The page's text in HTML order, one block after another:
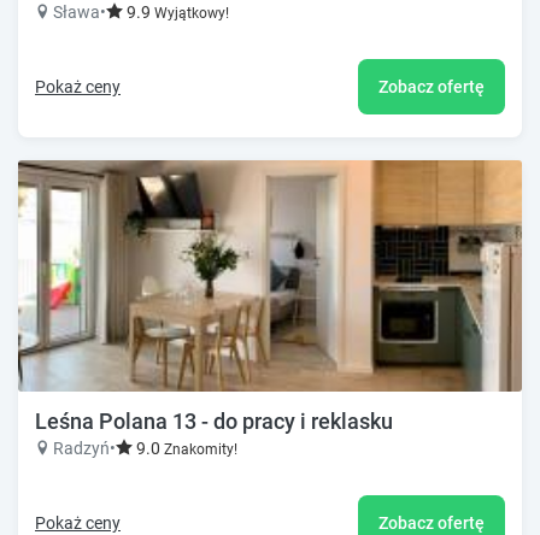
Sława• 9.9 Wyjątkowy!
Pokaż ceny Zobacz ofertę
Leśna Polana 13 - do pracy i reklasku
Radzyń• 9.0 Znakomity!
Pokaż ceny Zobacz ofertę